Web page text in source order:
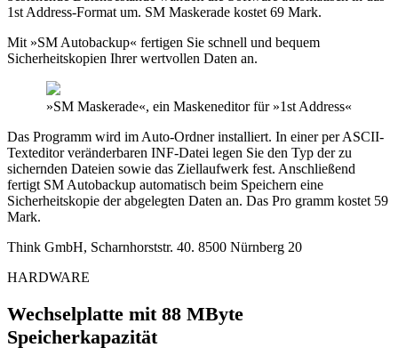
1st Address-Format um. SM Maskerade kostet 69 Mark.
Mit »SM Autobackup« fertigen Sie schnell und bequem
Sicherheitskopien Ihrer wertvollen Daten an.
»SM Maskerade«, ein Maskeneditor für »1st Address«
Das Programm wird im Auto-Ordner installiert. In einer per ASCII-
Texteditor veränderbaren INF-Datei legen Sie den Typ der zu
sichernden Dateien sowie das Ziellaufwerk fest. Anschließend
fertigt SM Autobackup automatisch beim Speichern eine
Sicherheitskopie der abgelegten Daten an. Das Pro gramm kostet 59
Mark.
Think GmbH, Scharnhorststr. 40. 8500 Nürnberg 20
HARDWARE
Wechselplatte mit 88 MByte
Speicherkapazität